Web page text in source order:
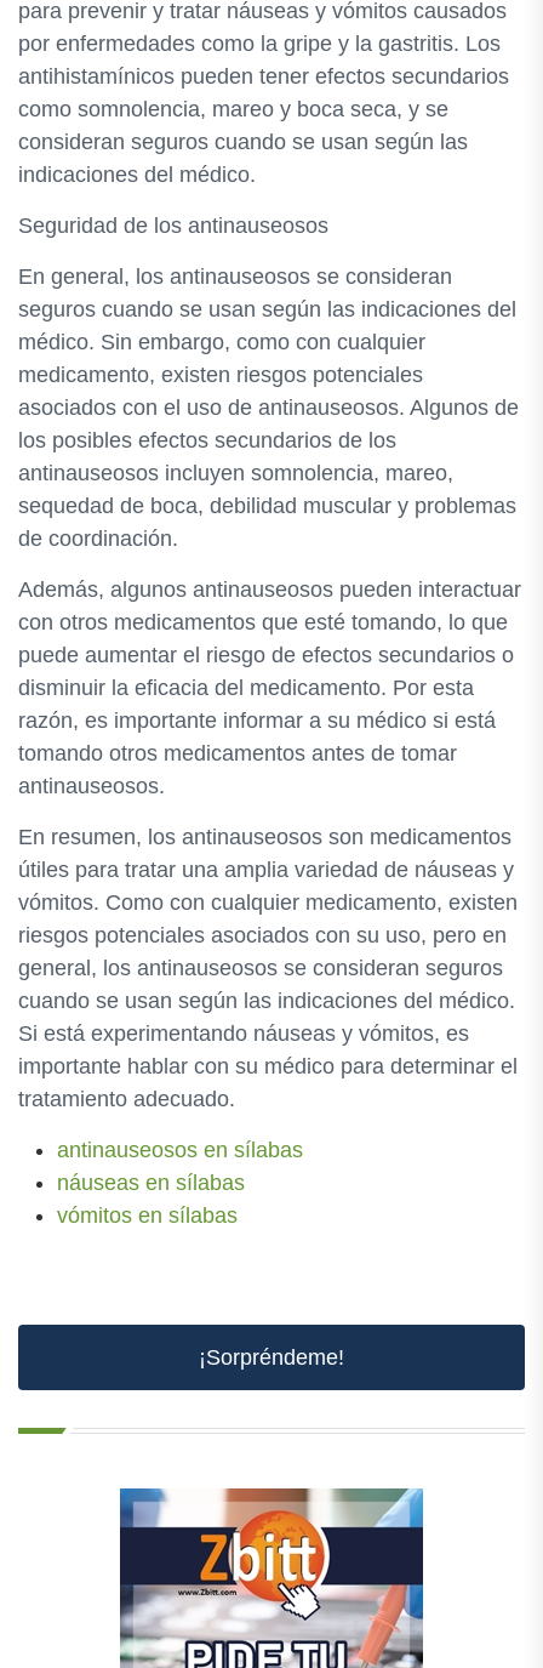
para prevenir y tratar náuseas y vómitos causados
por enfermedades como la gripe y la gastritis. Los
antihistamínicos pueden tener efectos secundarios
como somnolencia, mareo y boca seca, y se
consideran seguros cuando se usan según las
indicaciones del médico.
Seguridad de los antinauseosos
En general, los antinauseosos se consideran
seguros cuando se usan según las indicaciones del
médico. Sin embargo, como con cualquier
medicamento, existen riesgos potenciales
asociados con el uso de antinauseosos. Algunos de
los posibles efectos secundarios de los
antinauseosos incluyen somnolencia, mareo,
sequedad de boca, debilidad muscular y problemas
de coordinación.
Además, algunos antinauseosos pueden interactuar
con otros medicamentos que esté tomando, lo que
puede aumentar el riesgo de efectos secundarios o
disminuir la eficacia del medicamento. Por esta
razón, es importante informar a su médico si está
tomando otros medicamentos antes de tomar
antinauseosos.
En resumen, los antinauseosos son medicamentos
útiles para tratar una amplia variedad de náuseas y
vómitos. Como con cualquier medicamento, existen
riesgos potenciales asociados con su uso, pero en
general, los antinauseosos se consideran seguros
cuando se usan según las indicaciones del médico.
Si está experimentando náuseas y vómitos, es
importante hablar con su médico para determinar el
tratamiento adecuado.
antinauseosos en sílabas
náuseas en sílabas
vómitos en sílabas
¡Sorpréndeme!